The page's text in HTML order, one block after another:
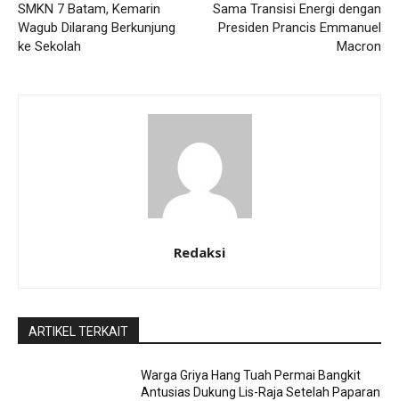
SMKN 7 Batam, Kemarin
Wagub Dilarang Berkunjung
ke Sekolah
Sama Transisi Energi dengan
Presiden Prancis Emmanuel
Macron
Redaksi
ARTIKEL TERKAIT
Warga Griya Hang Tuah Permai Bangkit
Antusias Dukung Lis-Raja Setelah Paparan